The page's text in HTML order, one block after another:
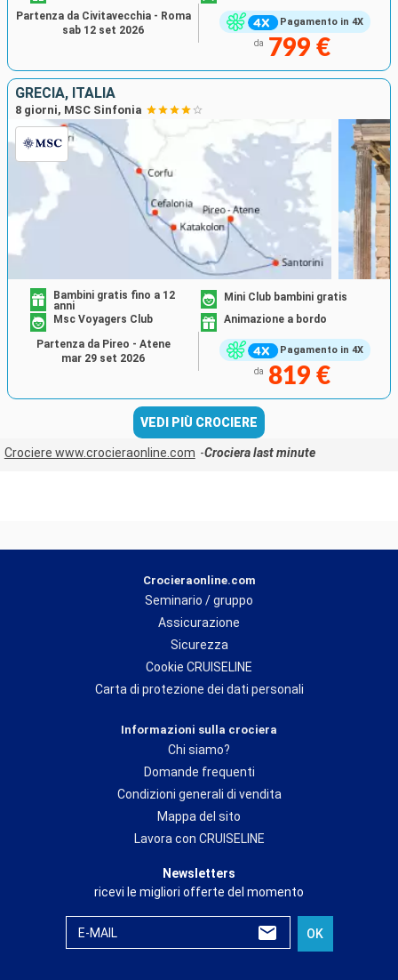
Pagamento in 4X
da 799 €
Partenza da Civitavecchia - Roma
sab 12 set 2026
GRECIA, ITALIA
8 giorni, MSC Sinfonia
Pagamento in 4X
Bambini gratis fino a 12
anni
Mini Club bambini gratis
Msc Voyagers Club
Animazione a bordo
da 819 €
Partenza da Pireo - Atene
mar 29 set 2026
VEDI PIÙ CROCIERE
Crociere www.crocieraonline.com Crociera last minute
Crocieraonline.com
Seminario / gruppo
Assicurazione
Sicurezza
Cookie CRUISELINE
Carta di protezione dei dati personali
Informazioni sulla crociera
Chi siamo?
Domande frequenti
Condizioni generali di vendita
Mappa del sito
Lavora con CRUISELINE
Newsletters
ricevi le migliori offerte del momento
E-MAIL OK